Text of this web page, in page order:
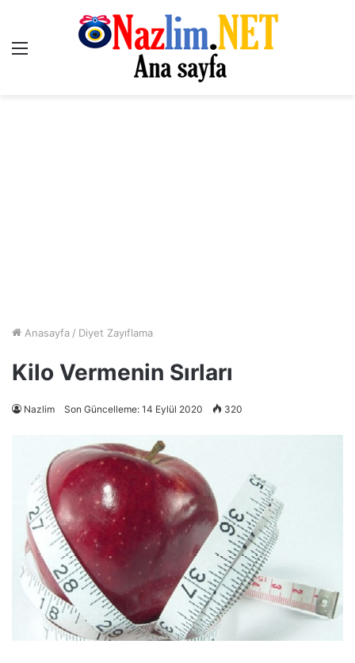
Menü
Anasayfa / Diyet Zayıflama
Kilo Vermenin Sırları
Nazlim Son Güncelleme: 14 Eylül 2020 320